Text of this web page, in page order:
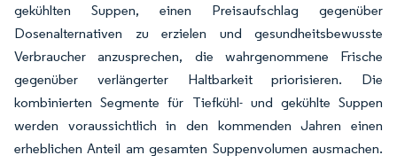
gekühlten Suppen, einen Preisaufschlag gegenüber
Dosenalternativen zu erzielen und gesundheitsbewusste
Verbraucher anzusprechen, die wahrgenommene Frische
gegenüber verlängerter Haltbarkeit priorisieren. Die
kombinierten Segmente für Tiefkühl- und gekühlte Suppen
werden voraussichtlich in den kommenden Jahren einen
erheblichen Anteil am gesamten Suppenvolumen ausmachen.